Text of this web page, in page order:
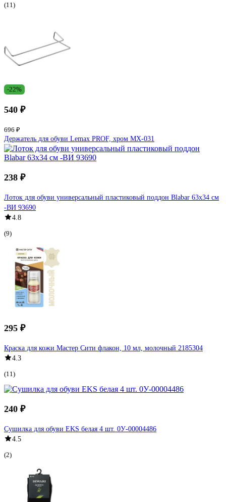
(11)
-22%
540 ₽
696 ₽
Держатель для обуви Lemax PROF, хром MX-031
238 ₽
Лоток для обуви универсальный пластиковый поддон Blabar 63x34 см
-ВИ 93690
4.8
(9)
295 ₽
Краска для кожи Мастер Сити флакон, 10 мл, молочный 2185304
4.3
(11)
240 ₽
Сушилка для обуви EKS белая 4 шт. 0У-00004486
4.5
(2)